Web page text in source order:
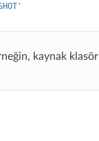
kaynak